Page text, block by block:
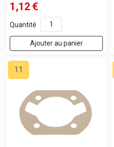
1,12 €
Quantité
Ajouter au panier
11